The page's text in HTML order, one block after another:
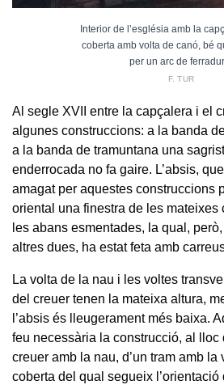
Interior de l’església amb la
coberta amb volta de canó, bé
per un arc de
F. TUR
Al segle XVII entre la capçalera i el
algunes construccions: a la banda
a la banda de tramuntana una
enderrocada no fa gaire. L’absis,
amagat per aquestes construccions
oriental una finestra de les mateixes
les abans esmentades, la qual,
altres dues, ha estat feta amb
La volta de la nau i les voltes
del creuer tenen la mateixa altura,
l’absis és lleugerament més baixa.
feu necessària la construcció, al lloc
creuer amb la nau, d’un tram amb la
coberta del qual segueix l’orientació